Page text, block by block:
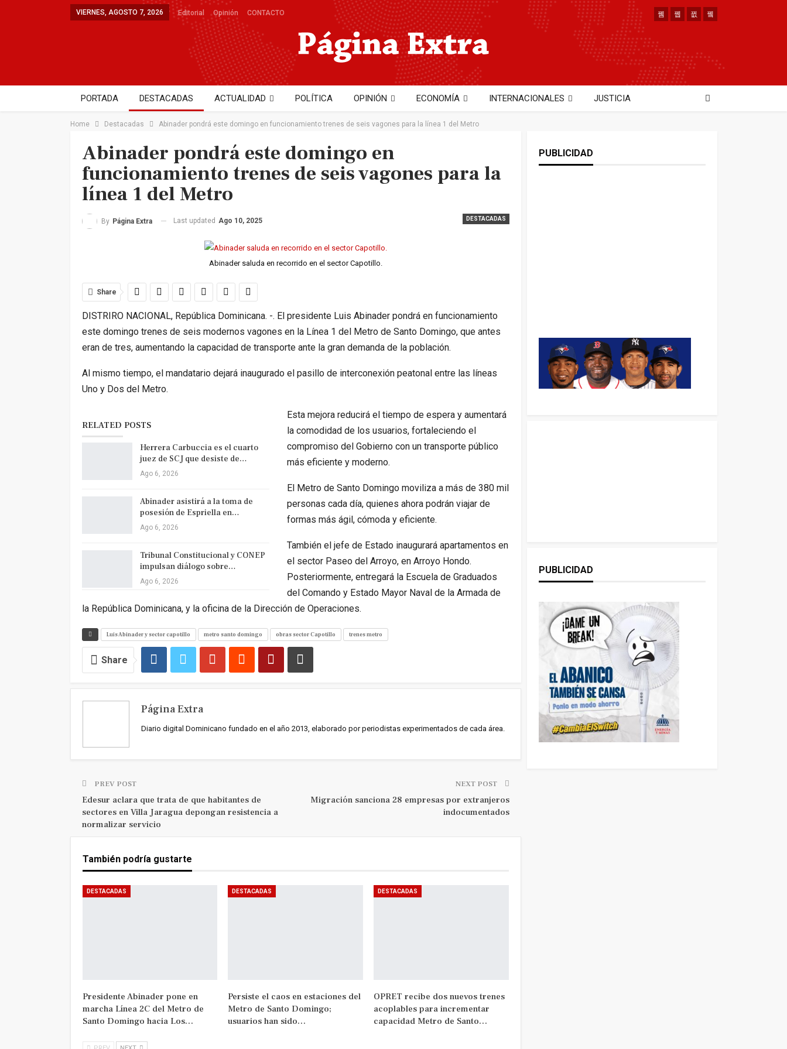
VIERNES, AGOSTO 7, 2026 Editorial Opinión CONTACTO
PORTADA DESTACADAS ACTUALIDAD POLÍTICA OPINIÓN ECONOMÍA INTERNACIONALES JUSTICIA
DEPORTES SALUD ENTRETENIMIENTO TECNOLOGÍA Hector Cobo
Home Destacadas Abinader pondrá este domingo en funcionamiento trenes de seis vagones para la línea 1 del Metro
Abinader pondrá este domingo en
funcionamiento trenes de seis vagones para la
línea 1 del Metro
DESTACADAS
By Página Extra Last updated Ago 10, 2025
Abinader saluda en recorrido en el sector Capotillo.
Share
DISTRIRO NACIONAL, República Dominicana. -. El presidente Luis Abinader pondrá en funcionamiento
este domingo trenes de seis modernos vagones en la Línea 1 del Metro de Santo Domingo, que antes
eran de tres, aumentando la capacidad de transporte ante la gran demanda de la población.
Al mismo tiempo, el mandatario dejará inaugurado el pasillo de interconexión peatonal entre las líneas
Uno y Dos del Metro.
RELATED POSTS
Herrera Carbuccia es el cuarto
juez de SCJ que desiste de…
Ago 6, 2026
Abinader asistirá a la toma de
posesión de Espriella en…
Ago 6, 2026
Tribunal Constitucional y CONEP
impulsan diálogo sobre…
Ago 6, 2026
Esta mejora reducirá el tiempo de espera y aumentará
la comodidad de los usuarios, fortaleciendo el
compromiso del Gobierno con un transporte público
más eficiente y moderno.
El Metro de Santo Domingo moviliza a más de 380 mil
personas cada día, quienes ahora podrán viajar de
formas más ágil, cómoda y eficiente.
También el jefe de Estado inaugurará apartamentos en
el sector Paseo del Arroyo, en Arroyo Hondo.
Posteriormente, entregará la Escuela de Graduados
del Comando y Estado Mayor Naval de la Armada de
la República Dominicana, y la oficina de la Dirección de Operaciones.
Luis Abinader y sector capotillo metro santo domingo obras sector Capotillo trenes metro
Share
Página Extra
Diario digital Dominicano fundado en el año 2013, elaborado por periodistas experimentados de cada área.
PREV POST
Edesur aclara que trata de que habitantes de
sectores en Villa Jaragua depongan resistencia a
normalizar servicio
NEXT POST
Migración sanciona 28 empresas por extranjeros
indocumentados
También podría gustarte
DESTACADAS
Presidente Abinader pone en
marcha Línea 2C del Metro de
Santo Domingo hacia Los…
DESTACADAS
Persiste el caos en estaciones del
Metro de Santo Domingo;
usuarios han sido…
DESTACADAS
OPRET recibe dos nuevos trenes
acoplables para incrementar
capacidad Metro de Santo…
PUBLICIDAD
PUBLICIDAD